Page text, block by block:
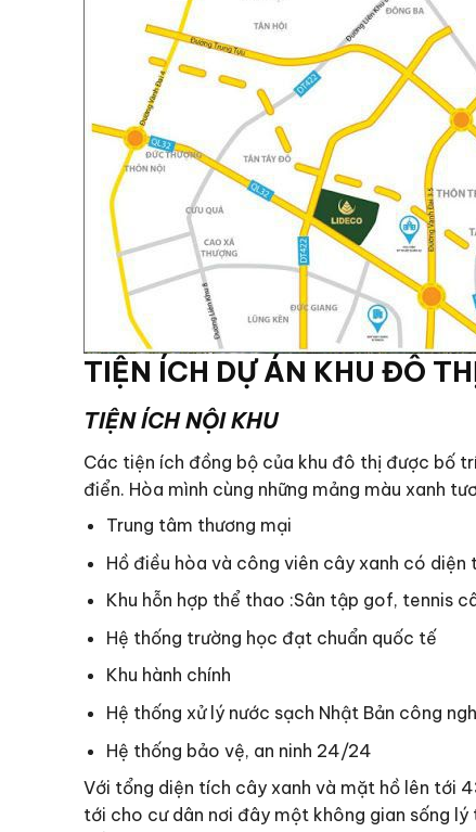
TIỆN ÍCH DỰ ÁN KHU ĐÔ
TIỆN ÍCH NỘI KHU
Các tiện ích đồng bộ của khu đô thị được bố
điển. Hòa mình cùng những mảng màu xanh
Trung tâm thương mại
Hồ điều hòa và công viên cây xanh có diện
Khu hỗn hợp thể thao :Sân tập gof, tennis
Hệ thống trường học đạt chuẩn quốc tế
Khu hành chính
Hệ thống xử lý nước sạch Nhật Bản công
Hệ thống bảo vệ, an ninh 24/24
Với tổng diện tích cây xanh và mặt hồ lên tới
tới cho cư dân nơi đây một không gian sống